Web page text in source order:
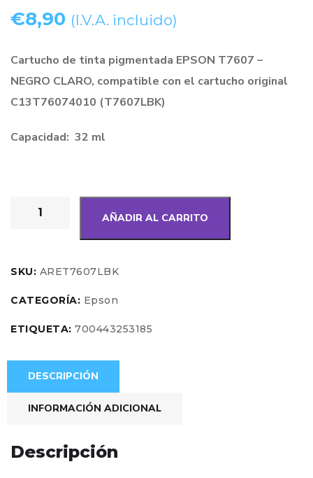
€8,90 (I.V.A. incluido)
Cartucho de tinta pigmentada EPSON T7607 –
NEGRO CLARO, compatible con el cartucho original
C13T76074010 (T7607LBK)
Capacidad: 32 ml
AÑADIR AL CARRITO
SKU: ARET7607LBK
CATEGORÍA: Epson
ETIQUETA: 700443253185
DESCRIPCIÓN
INFORMACIÓN ADICIONAL
Descripción